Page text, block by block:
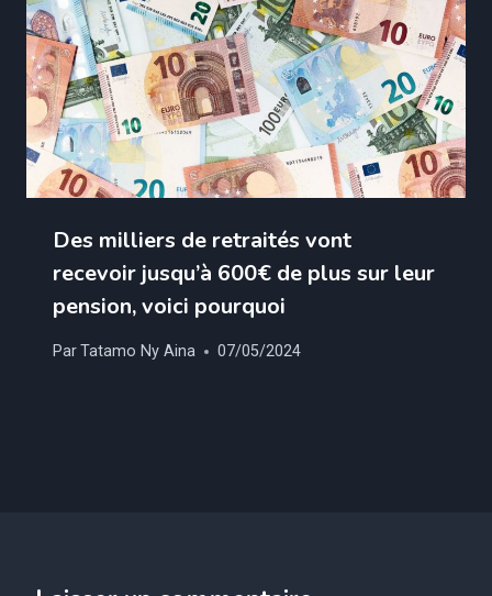
Des milliers de retraités vont
recevoir jusqu’à 600€ de plus sur leur
pension, voici pourquoi
ParTatamo Ny Aina 07/05/2024